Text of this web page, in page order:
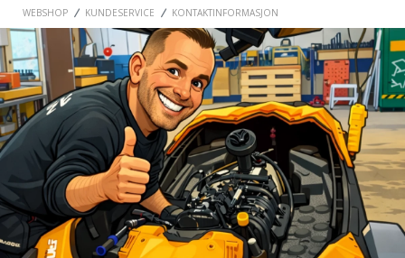
WEBSHOP KUNDESERVICE KONTAKTINFORMASJON